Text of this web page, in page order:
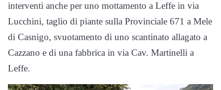
interventi anche per uno mottamento a Leffe in via
Lucchini, taglio di piante sulla Provinciale 671 a Mele
di Casnigo, svuotamento di uno scantinato allagato a
Cazzano e di una fabbrica in via Cav. Martinelli a
Leffe.